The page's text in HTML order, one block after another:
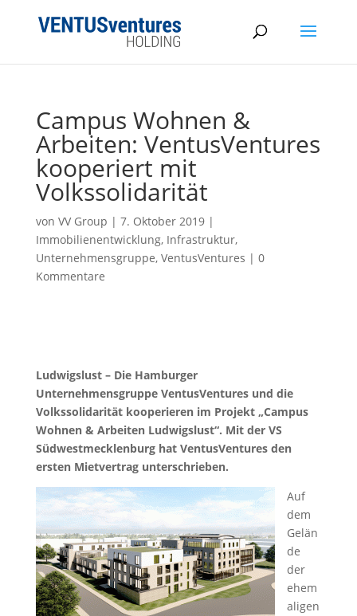
Campus Wohnen &
Arbeiten: VentusVentures
kooperiert mit
Volkssolidarität
von VV Group | 7. Oktober 2019|
Immobilienentwicklung, Infrastruktur,
Unternehmensgruppe, VentusVentures | 0
Kommentare
Ludwigslust – Die Hamburger
Unternehmensgruppe VentusVentures und die
Volkssolidarität kooperieren im Projekt „Campus
Wohnen & Arbeiten Ludwigslust“. Mit der VS
Südwestmecklenburg hat VentusVentures den
ersten Mietvertrag unterschrieben.
Auf
dem
Gelän
de
der
ehem
aligen